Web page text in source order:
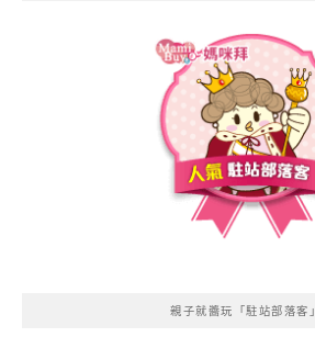
親子就醬玩「駐站部落客」